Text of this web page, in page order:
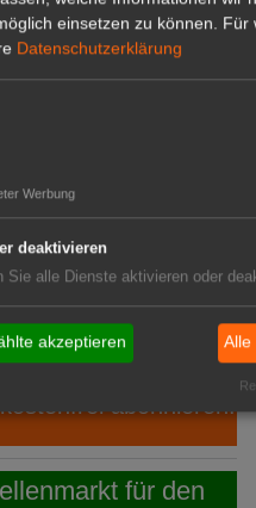
Jahre Bio ohne
übernimmt die
Pilz-Netzwerke
für
Grünanlagen
abonnieren!
für den
einsetzen zu können. Für
Datenschutzerklärung
Werbung
deaktivieren
Sie alle Dienste aktivieren oder
akzeptieren Alle